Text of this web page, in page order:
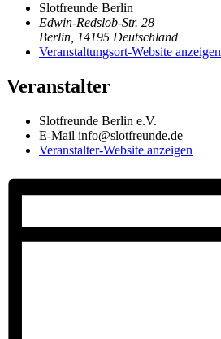
Slotfreunde Berlin
Edwin-Redslob-Str. 28
Berlin 14195 Deutschland
Veranstaltungsort-Website anzeigen
Veranstalter
Slotfreunde Berlin e.V.
E-Mail info@slotfreunde.de
Veranstalter-Website anzeigen